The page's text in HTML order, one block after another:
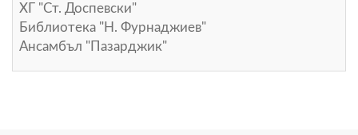
ХГ "Ст. Доспевски"
Библиотека "Н. Фурнаджиев"
Ансамбъл "Пазарджик"